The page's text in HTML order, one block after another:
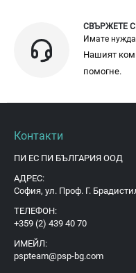
СВЪРЖЕТЕ
Имате
Нашият
помогне.
Контакти
ПИ ЕС ПИ БЪЛГАРИЯ ООД
АДРЕС:
София, ул. Проф. Г.
ТЕЛЕФОН:
+359 (2) 439 40 70
ИМЕЙЛ:
pspteam@psp-bg.com